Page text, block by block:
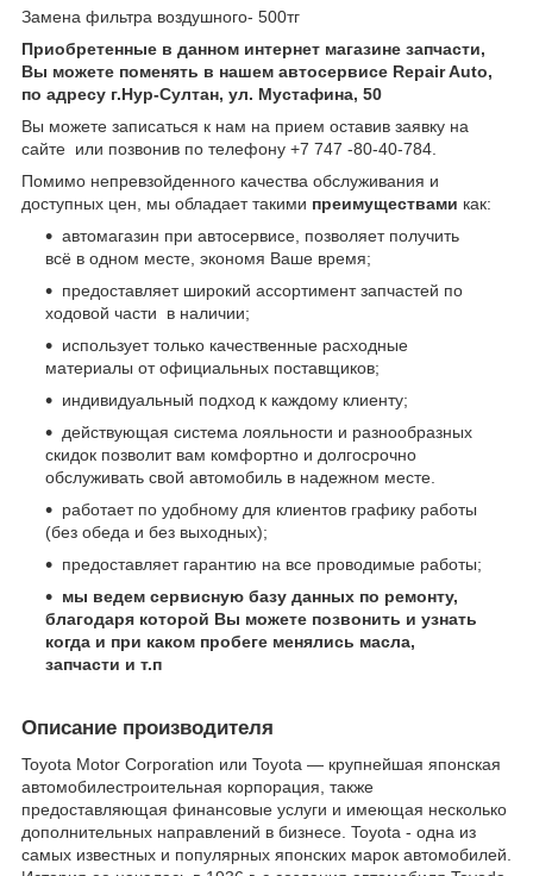
Замена фильтра воздушного- 500тг
Приобретенные в данном интернет магазине запчасти,
Вы можете поменять в нашем автосервисе Repair Auto,
по адресу г.Нур-Султан, ул. Мустафина, 50
Вы можете записаться к нам на прием оставив заявку на
сайте или позвонив по телефону +7 747 -80-40-784.
Помимо непревзойденного качества обслуживания и
доступных цен, мы обладает такими преимуществами как:
автомагазин при автосервисе, позволяет получить
всё в одном месте, экономя Ваше время;
предоставляет широкий ассортимент запчастей по
ходовой части в наличии;
использует только качественные расходные
материалы от официальных поставщиков;
индивидуальный подход к каждому клиенту;
действующая система лояльности и разнообразных
скидок позволит вам комфортно и долгосрочно
обслуживать свой автомобиль в надежном месте.
работает по удобному для клиентов графику работы
(без обеда и без выходных);
предоставляет гарантию на все проводимые работы;
мы ведем сервисную базу данных по ремонту,
благодаря которой Вы можете позвонить и узнать
когда и при каком пробеге менялись масла,
запчасти и т.п
Описание производителя
Toyota Motor Corporation или Toyota — крупнейшая японская
автомобилестроительная корпорация, также
предоставляющая финансовые услуги и имеющая несколько
дополнительных направлений в бизнесе. Toyota - одна из
самых известных и популярных японских марок автомобилей.